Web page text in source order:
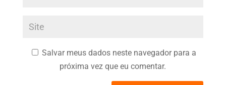
Salvar meus dados neste navegador para a
próxima vez que eu comentar.